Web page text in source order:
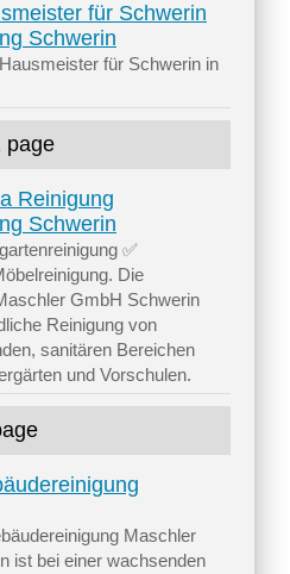
für Schwerin
Schwerin
für Schwerin in
page
Reinigung
Schwerin
✅
Die
GmbH Schwerin
Reinigung von
sanitären Bereichen
und Vorschulen.
Maschler
ist bei einer wachsenden